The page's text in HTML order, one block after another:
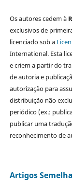
Os autores cedem à
exclusivos de
licenciado sob a
International. Esta
e criem a partir do
de autoria e
autorização para
distribuição não
periódico (ex.:
publicar uma
reconhecimento de
Artigos